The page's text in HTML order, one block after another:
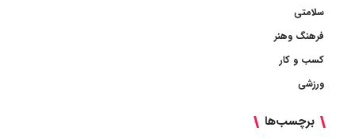
سلامتی
فرهنگ وهنر
کسب و کار
ورزشی
برچسب‌ها